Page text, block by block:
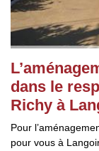
dans le
Richy à
Pour
pour vous à